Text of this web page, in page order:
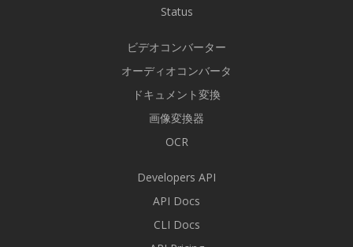
Status
ビデオコンバーター
オーディオコンバータ
ドキュメント変換
画像変換器
OCR
Developers API
API Docs
CLI Docs